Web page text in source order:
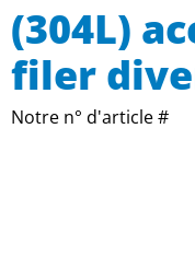
(304L)
filer
Notre n° d'article #